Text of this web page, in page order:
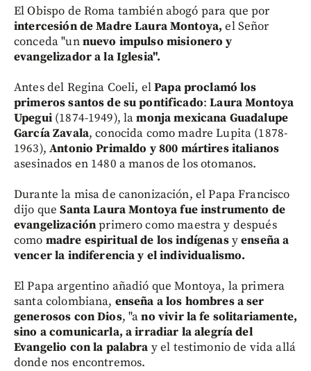
El Obispo de Roma también abogó para que por
intercesión de Madre Laura Montoya,el Señor
conceda "unnuevo impulso misionero y
evangelizador a la Iglesia".
Antes del Regina Coeli, elPapa proclamó los
primeros santos de su pontificado:Laura Montoya
Upegui(1874-1949), lamonja mexicana Guadalupe
García Zavala, conocida como madre Lupita (1878-
1963), Antonio Primaldo y 800 mártires italianos
asesinados en 1480 a manos de los otomanos.
Durante la misa de canonización, el Papa Francisco
dijo queSanta Laura Montoya fue instrumento de
evangelizaciónprimero como maestra y después
como madre espiritual de los indígenasyenseña a
vencer la indiferencia y el individualismo.
El Papa argentino añadió que Montoya, la primera
santa colombiana, enseña a los hombres a ser
generosos con Dios, "ano vivir la fe solitariamente,
sino a comunicarla, a irradiar la alegría del
Evangelio con la palabra y el testimonio de vida allá
donde nos encontremos.